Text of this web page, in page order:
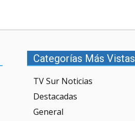
Categorías Más Vistas
TV Sur Noticias
Destacadas
General